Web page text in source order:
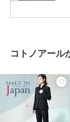
特徴
コトノアール